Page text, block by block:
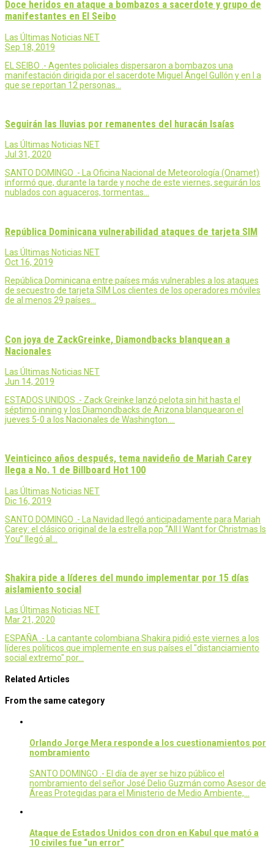
Doce heridos en ataque a bombazos a sacerdote y grupo de
manifestantes en El Seibo
Las Últimas Noticias NET
Sep 18, 2019
EL SEIBO .- Agentes policiales dispersaron a bombazos una
manifestación dirigida por el sacerdote Miguel Ángel Gullón y en l a
que se reportan 12 personas…
Seguirán las lluvias por remanentes del huracán Isaías
Las Últimas Noticias NET
Jul 31, 2020
SANTO DOMINGO .- La Oficina Nacional de Meteorología (Onamet)
informó que, durante la tarde y noche de este viernes, seguirán los
nublados con aguaceros, tormentas…
República Dominicana vulnerabilidad ataques de tarjeta SIM
Las Últimas Noticias NET
Oct 16, 2019
República Dominicana entre países más vulnerables a los ataques
de secuestro de tarjeta SIM Los clientes de los operadores móviles
de al menos 29 países…
Con joya de ZackGreinke, Diamondbacks blanquean a
Nacionales
Las Últimas Noticias NET
Jun 14, 2019
ESTADOS UNIDOS .- Zack Greinke lanzó pelota sin hit hasta el
séptimo inning y los Diamondbacks de Arizona blanquearon el
jueves 5-0 a los Nacionales de Washington.…
Veinticinco años después, tema navideño de Mariah Carey
llega a No. 1 de Billboard Hot 100
Las Últimas Noticias NET
Dic 16, 2019
SANTO DOMINGO .- La Navidad llegó anticipadamente para Mariah
Carey: el clásico original de la estrella pop “All I Want for Christmas Is
You” llegó al…
Shakira pide a líderes del mundo implementar por 15 días
aislamiento social
Las Últimas Noticias NET
Mar 21, 2020
ESPAÑA .- La cantante colombiana Shakira pidió este viernes a los
líderes políticos que implemente en sus países el "distanciamiento
social extremo" por…
Related Articles
From the same category
Orlando Jorge Mera responde a los cuestionamientos por
nombramiento
SANTO DOMINGO .- El día de ayer se hizo público el
nombramiento del señor José Delio Guzmán como Asesor de
Áreas Protegidas para el Ministerio de Medio Ambiente,…
Ataque de Estados Unidos con dron en Kabul que mató a
10 civiles fue “un error”